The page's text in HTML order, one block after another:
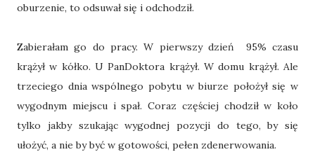
oburzenie, to odsuwał się i odchodził.
Zabierałam go do pracy. W pierwszy dzień 95% czasu
krążył w kółko. U PanDoktora krążył. W domu krążył. Ale
trzeciego dnia wspólnego pobytu w biurze położył się w
wygodnym miejscu i spał. Coraz częściej chodził w koło
tylko jakby szukając wygodnej pozycji do tego, by się
ułożyć, a nie by być w gotowości, pełen zdenerwowania.